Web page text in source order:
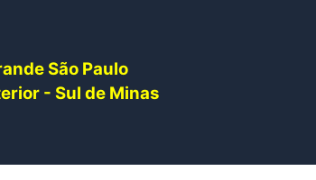
São Paulo
- Sul de Minas